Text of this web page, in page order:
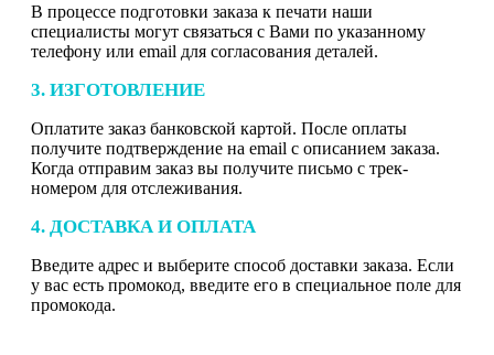
В процессе подготовки заказа к печати наши
специалисты могут связаться с Вами по указанному
телефону или email для согласования деталей.
3. ИЗГОТОВЛЕНИЕ
Оплатите заказ банковской картой. После оплаты
получите подтверждение на email с описанием заказа.
Когда отправим заказ вы получите письмо с трек-
номером для отслеживания.
4. ДОСТАВКА И ОПЛАТА
Введите адрес и выберите способ доставки заказа. Если
у вас есть промокод, введите его в специальное поле для
промокода.